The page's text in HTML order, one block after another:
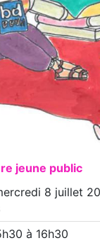
jeune public
8 juillet
à 16h30